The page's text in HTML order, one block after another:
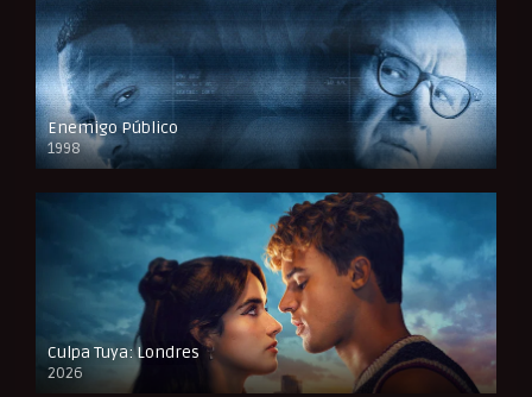
Enemigo Público
1998
FULL HD
Culpa Tuya: Londres
2026
FULL HD